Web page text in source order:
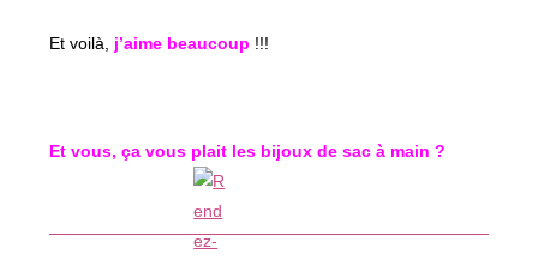
Et voilà, j’aime beaucoup !!!
Et vous, ça vous plait les bijoux de sac à main ?